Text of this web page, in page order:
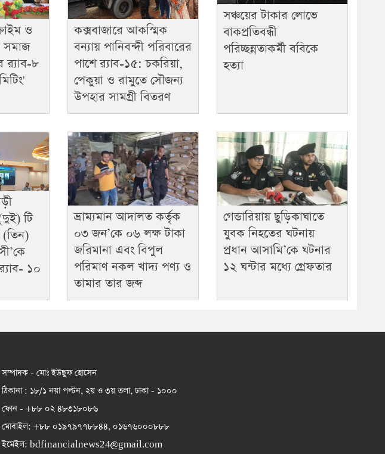
ও
সমাজ
র‍্যাব-৮
কক্সবাজারে আকস্মিক
বন্যায় পানিবন্দী পরিবারের
পাশে র‌্যাব-১৫: চকরিয়া,
পেকুয়া ও রামুতে সৌজন্য
উপহার সামগ্রী বিতরণ
সঞ্চয়ের টাকার লোভে
বাকপ্রতিবন্ধী
পরিচ্ছন্নতাকর্মী ববিকে
হত্যা
টি
(তিন)
১০
ভ্রাম্যমান আদালত কর্তৃক
০৩ জন’কে ০৬ লক্ষ টাকা
জরিমানা এবং বিপুল
পরিমাণ নকল খাদ্য পণ্য ও
তামার তার জব্দ
গেন্ডারিয়ায় ছুড়িকাঘাতে
যুবক নিহতের ঘটনায়
প্রধান আসামি’কে ঘটনার
১২ ঘন্টার মধ্যে গ্রেফতার
সম্পাদক - মোঃ ইউছুফ হোসেন
ঠিকানা : ১৮/১ নয়া পল্টন, ২য় ও ৩য় তলা, ঢাকা - ১০০০
ফোন - +৮৮ ০২ ৪৮৩১৮০৮৬
মোবাইল: +৮৮ ০১৯৭৯৭৭৮৮৪৪, ০১৬৭৬০০০৮৮৮
ইমেইল: bdfinancialnews24@gmail.com